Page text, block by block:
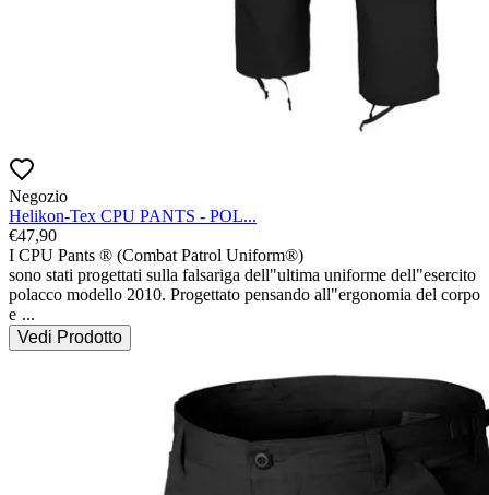
Negozio
Helikon-Tex CPU PANTS - POL...
€47,90
I CPU Pants ® (Combat Patrol Uniform®)
sono stati progettati sulla falsariga dell"ultima uniforme dell"esercito
polacco modello 2010. Progettato pensando all"ergonomia del corpo
e ...
Vedi Prodotto